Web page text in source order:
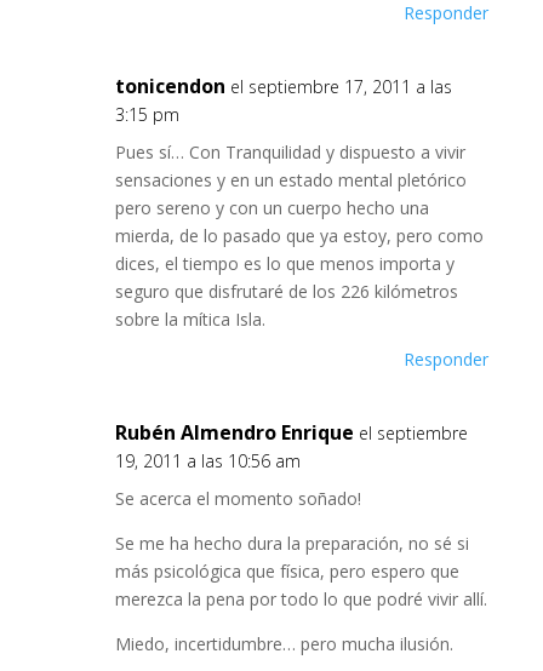
Responder
tonicendon el septiembre 17, 2011 a las
3:15 pm
Pues sí… Con Tranquilidad y dispuesto a vivir
sensaciones y en un estado mental pletórico
pero sereno y con un cuerpo hecho una
mierda, de lo pasado que ya estoy, pero como
dices, el tiempo es lo que menos importa y
seguro que disfrutaré de los 226 kilómetros
sobre la mítica Isla.
Responder
Rubén Almendro Enrique el septiembre
19, 2011 a las 10:56 am
Se acerca el momento soñado!
Se me ha hecho dura la preparación, no sé si
más psicológica que física, pero espero que
merezca la pena por todo lo que podré vivir allí.
Miedo, incertidumbre… pero mucha ilusión.